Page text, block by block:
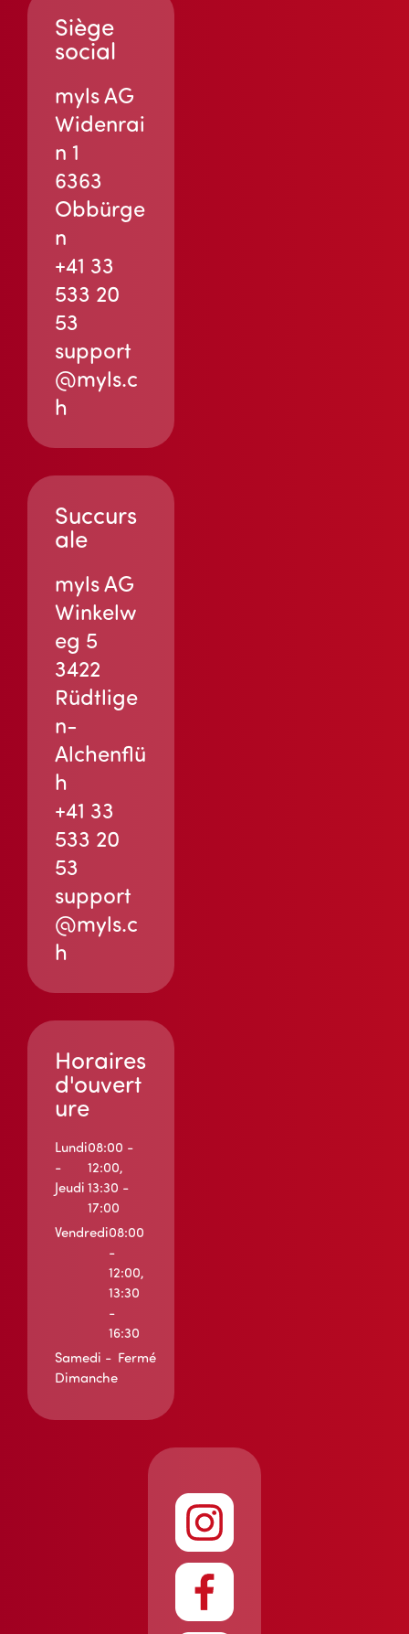
Siège
social
myls AG
Widenrai
n 1
6363
Obbürge
n
+41 33
533 20
53
support
@myls.c
h
Succurs
ale
myls AG
Winkelw
eg 5
3422
Rüdtlige
n-
Alchenflü
h
+41 33
533 20
53
support
@myls.c
h
Horaires
d'ouvert
ure
Lundi
-
Jeudi
08:00 -
12:00,
13:30 -
17:00
Vendredi08:00
-
12:00,
13:30
-
16:30
Samedi -
Dimanche
Fermé